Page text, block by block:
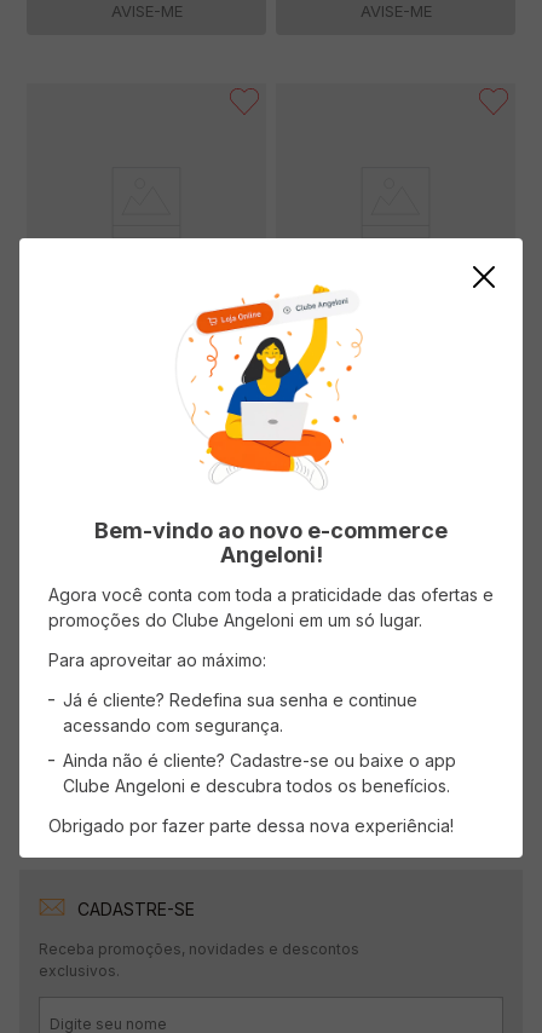
AVISE-ME AVISE-ME
Óleo de Canola SALADA 900ml
(0 avaliações)
AVISE-ME
Maionese SALADA 3kg
AVISE-ME
1
CADASTRE-SE
Receba promoções, novidades e descontos
exclusivos.
Bem-vindo ao novo e-commerce
Angeloni!
Agora você conta com toda a praticidade das ofertas e
promoções do Clube Angeloni em um só lugar.
Para aproveitar ao máximo:
Já é cliente? Redefina sua senha e continue
acessando com segurança.
Ainda não é cliente? Cadastre-se ou baixe o app
Clube Angeloni e descubra todos os benefícios.
Obrigado por fazer parte dessa nova experiência!